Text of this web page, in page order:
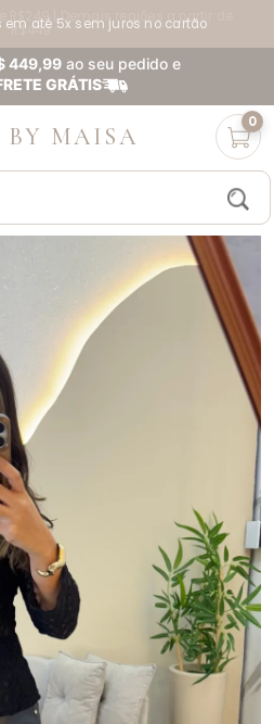
em até 5x sem juros no cartão
449,99 ao seu pedido e
GRÁTIS
BY MAISA
0